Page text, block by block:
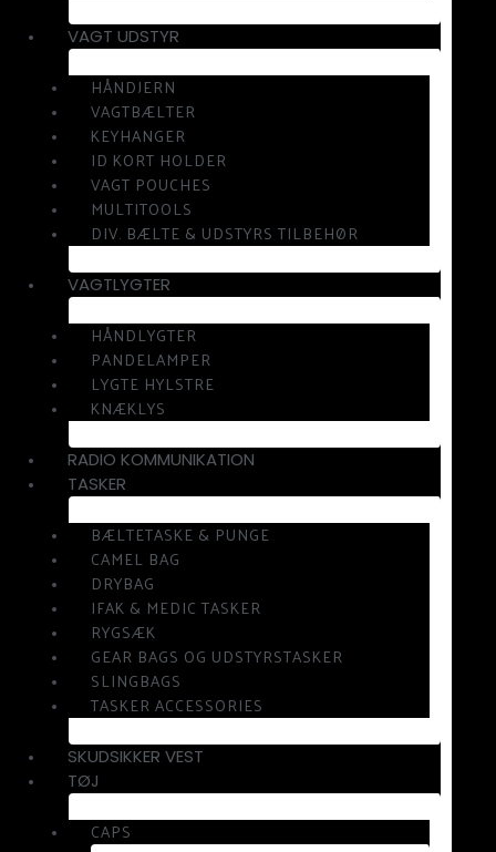
VAGT UDSTYR
HÅNDJERN
VAGTBÆLTER
KEYHANGER
ID KORT HOLDER
VAGT POUCHES
MULTITOOLS
DIV. BÆLTE & UDSTYRS TILBEHØR
VAGTLYGTER
HÅNDLYGTER
PANDELAMPER
LYGTE HYLSTRE
KNÆKLYS
RADIO KOMMUNIKATION
TASKER
BÆLTETASKE & PUNGE
CAMEL BAG
DRYBAG
IFAK & MEDIC TASKER
RYGSÆK
GEAR BAGS OG UDSTYRSTASKER
SLINGBAGS
TASKER ACCESSORIES
SKUDSIKKER VEST
TØJ
CAPS